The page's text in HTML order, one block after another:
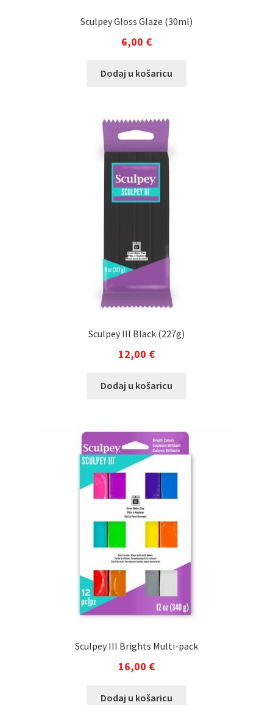
Sculpey Gloss Glaze (30ml)
6,00 €
Dodaj u košaricu
Sculpey III Black (227g)
12,00 €
Dodaj u košaricu
Sculpey III Brights Multi-pack
16,00 €
Dodaj u košaricu